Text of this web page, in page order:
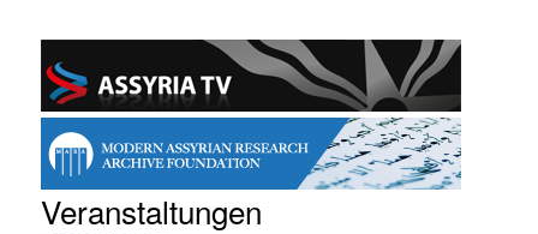
Veranstaltungen